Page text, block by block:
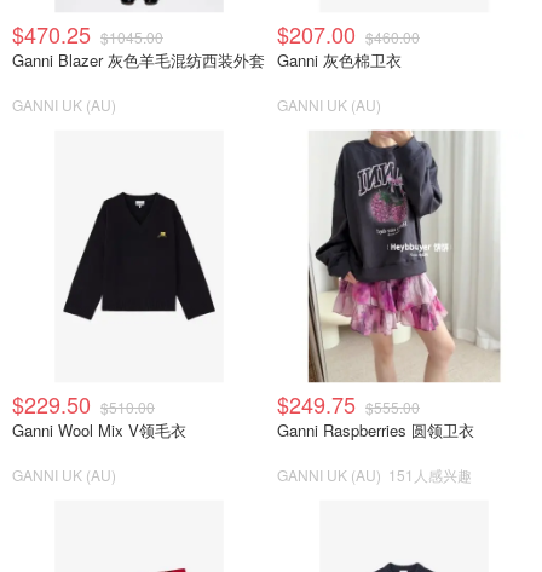
$470.25 $1045.00
Ganni Blazer 灰色羊毛混纺西装外套
GANNI UK (AU)
$207.00 $460.00
Ganni 灰色棉卫衣
GANNI UK (AU)
$229.50 $510.00
Ganni Wool Mix V领毛衣
GANNI UK (AU)
$249.75 $555.00
Ganni Raspberries 圆领卫衣
GANNI UK (AU) 151人感兴趣